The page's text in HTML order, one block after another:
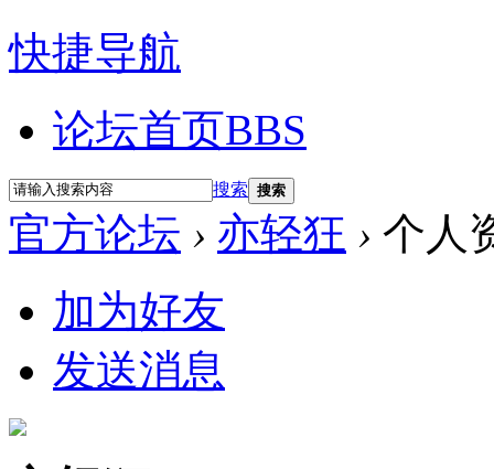
快捷导航
论坛首页BBS
搜索 搜索
官方论坛 › 亦轻狂 › 个人
加为好友
发送消息